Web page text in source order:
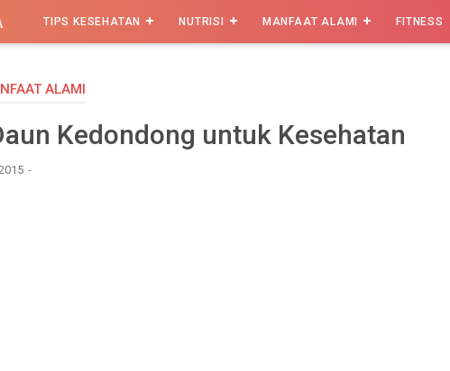
TIPS KESEHATAN NUTRISI MANFAAT ALAMI FITNESS
ALAMI
Kedondong untuk Kesehatan